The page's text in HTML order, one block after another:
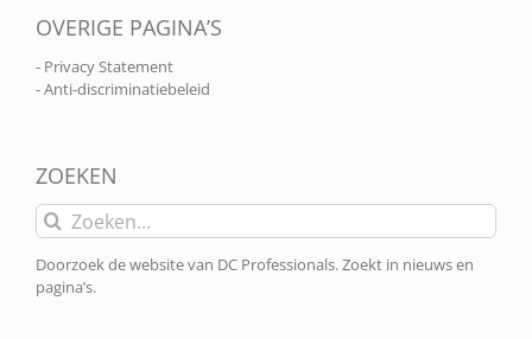
OVERIGE PAGINA’S
- Privacy Statement
- Anti-discriminatiebeleid
ZOEKEN
Zoeken
naar:
Doorzoek de website van DC Professionals. Zoekt in nieuws en
pagina’s.